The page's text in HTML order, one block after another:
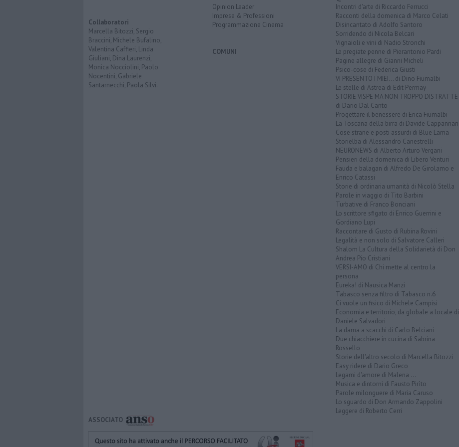
Collaboratori
Marcella Bitozzi, Sergio
Braccini, Michele Bufalino,
Valentina Caffieri, Linda
Giuliani, Dina Laurenzi,
Monica Nocciolini, Paolo
Nocentini, Gabriele
Santarnecchi, Paola Silvi.
Opinion Leader
Imprese & Professioni
Programmazione Cinema
COMUNI
Incontri d'arte di Riccardo Ferrucci
Racconti della domenica di Marco Celati
Disincantato di Adolfo Santoro
Sorridendo di Nicola Belcari
Vignaioli e vini di Nadio Stronchi
Le pregiate penne di Pierantonio Pardi
Pagine allegre di Gianni Micheli
Psico-cose di Federica Giusti
VI PRESENTO I MIEI... di Dino Fiumalbi
Le stelle di Astrea di Edit Permay
STORIE VISPE MA NON TROPPO DISTRATTE
di Dario Dal Canto
Progettare il benessere di Erica Fiumalbi
La Toscana della birra di Davide Cappannari
Cose strane e posti assurdi di Blue Lama
Storielba di Alessandro Canestrelli
NEURONEWS di Alberto Arturo Vergani
Pensieri della domenica di Libero Venturi
Fauda e balagan di Alfredo De Girolamo e
Enrico Catassi
Storie di ordinaria umanità di Nicolò Stella
Parole in viaggio di Tito Barbini
Turbative di Franco Bonciani
Lo scrittore sfigato di Enrico Guerrini e
Gordiano Lupi
Raccontare di Gusto di Rubina Rovini
Legalità e non solo di Salvatore Calleri
Shalom La Cultura della Solidarietà di Don
Andrea Pio Cristiani
VERSI-AMO di Chi mette al centro la
persona
Eureka! di Nausica Manzi
Tabasco senza filtro di Tabasco n.6
Ci vuole un fisico di Michele Campisi
Economia e territorio, da globale a locale di
Daniele Salvadori
La dama a scacchi di Carlo Belciani
Due chiacchiere in cucina di Sabrina
Rossello
Storie dell'altro secolo di Marcella Bitozzi
Easy ridere di Dario Greco
Legami d'amore di Malena ...
Musica e dintorni di Fausto Pirìto
Parole milonguere di Maria Caruso
Lo sguardo di Don Armando Zappolini
Leggere di Roberto Cerri
ASSOCIATO